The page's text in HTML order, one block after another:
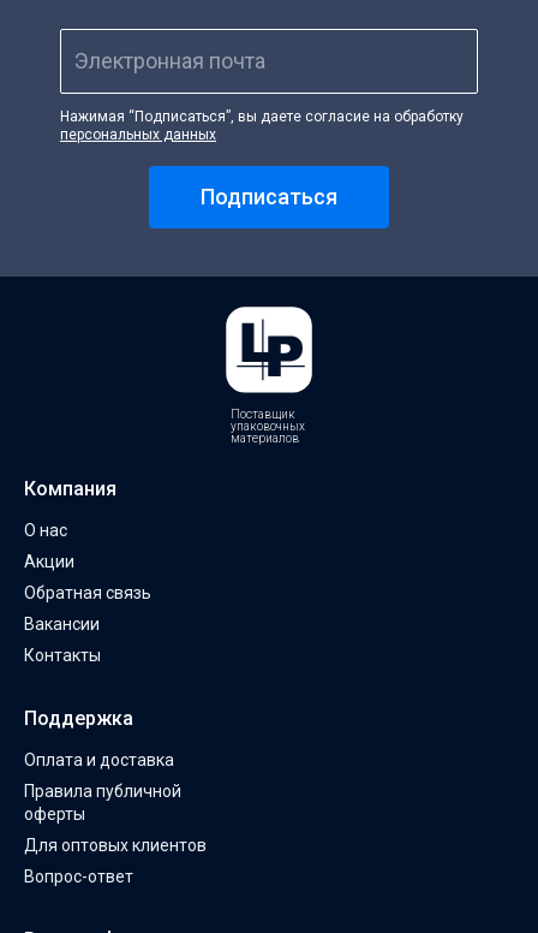
Электронная почта
Нажимая “Подписаться”, вы даете согласие на обработку
персональных данных
Подписаться
Поставщик
упаковочных
материалов
Компания
О нас
Акции
Обратная связь
Вакансии
Контакты
Поддержка
Оплата и доставка
Правила публичной
оферты
Для оптовых клиентов
Вопрос-ответ